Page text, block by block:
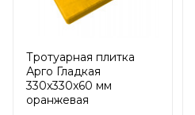
Тротуарная плитка
Арго Гладкая
330x330x60 мм
оранжевая